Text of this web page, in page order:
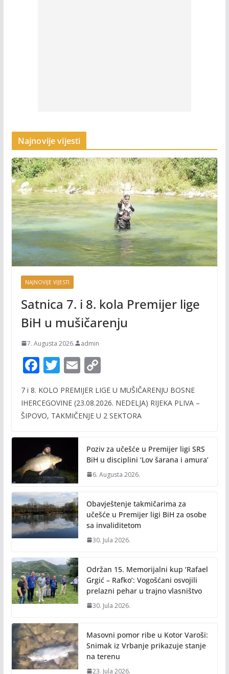
Najnovije vijesti
NAJNOVIJE VIJESTI
Satnica 7. i 8. kola Premijer lige
BiH u mušičarenju
7. Augusta 2026. admin
F
e
b
o
k
T
itt
er
E
ai
l
C
p
y
n
k
7 i 8. KOLO PREMIJER LIGE U MUŠIČARENJU BOSNE
IHERCEGOVINE (23.08.2026. NEDELJA) RIJEKA PLIVA –
ŠIPOVO, TAKMIČENJE U 2 SEKTORA
Poziv za učešće u Premijer ligi SRS
BiH u disciplini ‘Lov šarana i amura’
6. Augusta 2026.
Obavještenje takmičarima za
učešće u Premijer ligi BiH za osobe
sa invaliditetom
30. Jula 2026.
Održan 15. Memorijalni kup ‘Rafael
Grgić – Rafko’: Vogošćani osvojili
prelazni pehar u trajno vlasništvo
30. Jula 2026.
Masovni pomor ribe u Kotor Varoši:
Snimak iz Vrbanje prikazuje stanje
na terenu
23. Jula 2026.